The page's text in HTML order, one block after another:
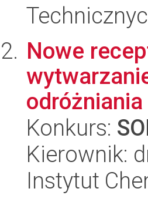
Nowe
Konkurs:
Kierownik:
Instytut